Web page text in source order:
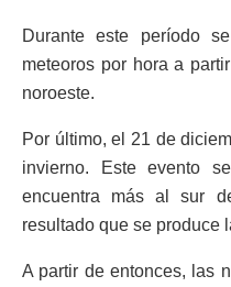
Durante este período
meteoros por hora a
noroeste.
Por último, el 21 de
invierno. Este evento
encuentra más al sur
resultado que se produce
A partir de entonces, las